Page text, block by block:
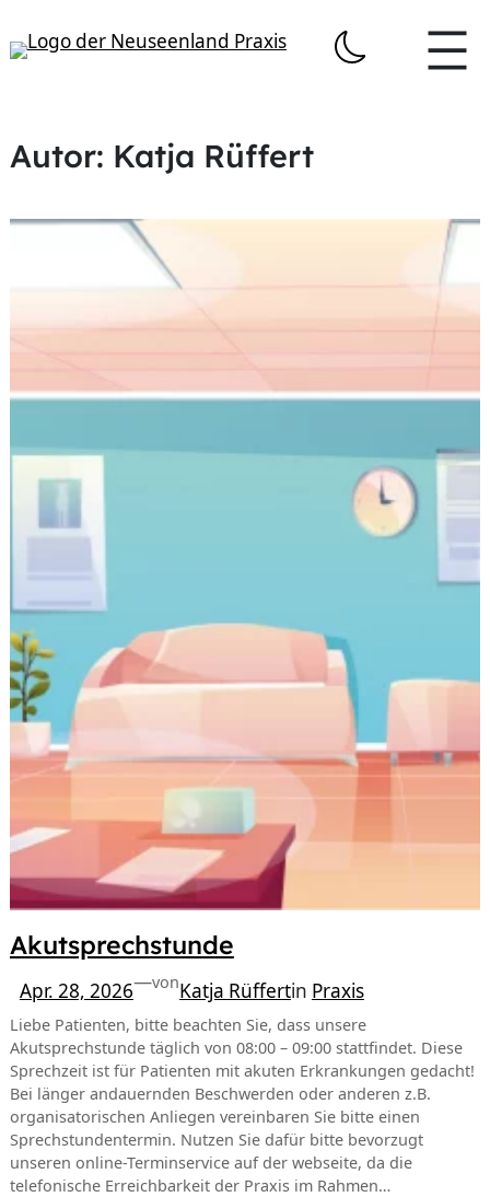
Inhalt
springen
Autor: Katja Rüffert
Akutsprechstunde
Apr. 28, 2026—vonKatja Rüffertin Praxis
Liebe Patienten, bitte beachten Sie, dass unsere
Akutsprechstunde täglich von 08:00 – 09:00 stattfindet. Diese
Sprechzeit ist für Patienten mit akuten Erkrankungen gedacht!
Bei länger andauernden Beschwerden oder anderen z.B.
organisatorischen Anliegen vereinbaren Sie bitte einen
Sprechstundentermin. Nutzen Sie dafür bitte bevorzugt
unseren online-Terminservice auf der webseite, da die
telefonische Erreichbarkeit der Praxis im Rahmen…